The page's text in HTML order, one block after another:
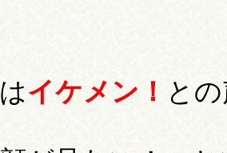
イケメン！ と